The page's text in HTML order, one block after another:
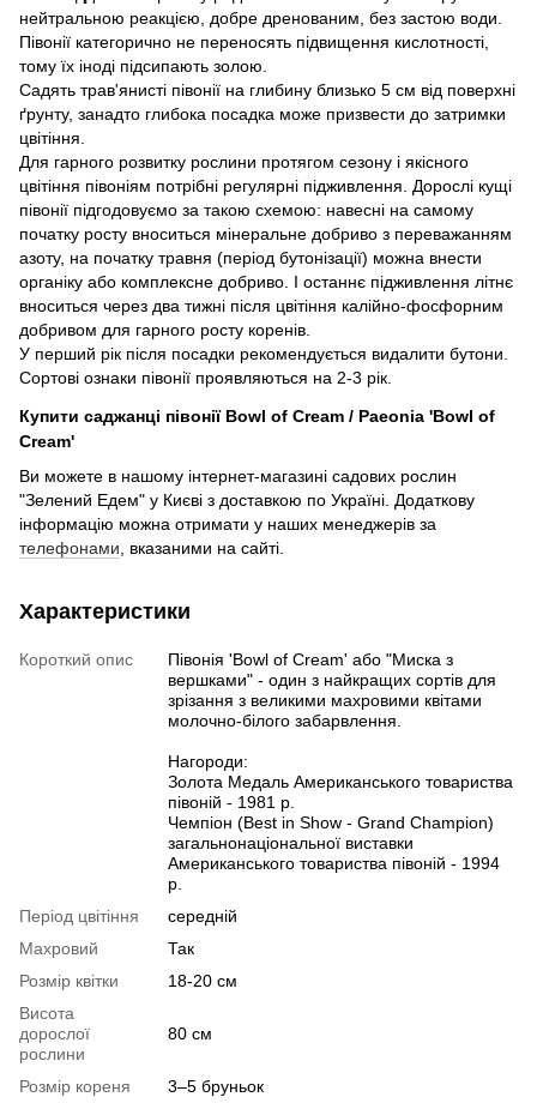
нейтральною реакцією, добре дренованим, без застою води.
Півонії категорично не переносять підвищення кислотності,
тому їх іноді підсипають золою.
Садять трав'янисті півонії на глибину близько 5 см від поверхні
ґрунту, занадто глибока посадка може призвести до затримки
цвітіння.
Для гарного розвитку рослини протягом сезону і якісного
цвітіння півоніям потрібні регулярні підживлення. Дорослі кущі
півонії підгодовуємо за такою схемою: навесні на самому
початку росту вноситься мінеральне добриво з переважанням
азоту, на початку травня (період бутонізації) можна внести
органіку або комплексне добриво. І останнє підживлення літнє
вноситься через два тижні після цвітіння калійно-фосфорним
добривом для гарного росту коренів.
У перший рік після посадки рекомендується видалити бутони.
Сортові ознаки півонії проявляються на 2-3 рік.
Купити саджанці півонії Bowl of Cream / Paeonia 'Bowl of
Cream'
Ви можете в нашому інтернет-магазині садових рослин
"Зелений Едем" у Києві з доставкою по Україні. Додаткову
інформацію можна отримати у наших менеджерів за
телефонами , вказаними на сайті.
Характеристики
Короткий опис
Півонія 'Bowl of Cream' або "Миска з
вершками" - один з найкращих сортів для
зрізання з великими махровими квітами
молочно-білого забарвлення.
Нагороди:
Золота Медаль Американського товариства
півоній - 1981 р.
Чемпіон (Best in Show - Grand Champion)
загальнонаціональної виставки
Американського товариства півоній - 1994
р.
Період цвітіння
середній
Махровий
Так
Розмір квітки
18-20 см
Висота
дорослої
рослини
80 см
Розмір кореня
3–5 бруньок